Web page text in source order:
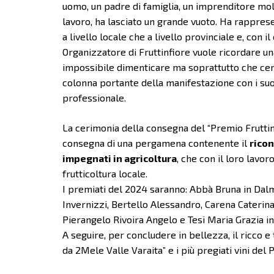
uomo, un padre di famiglia, un imprenditore
lavoro, ha lasciato un grande vuoto. Ha
a livello locale che a livello provinciale e, con
Organizzatore di Fruttinfiore vuole ricordare
impossibile dimenticare ma soprattutto che
colonna portante della manifestazione con i
professionale.
La cerimonia della consegna del “Premio
consegna di una pergamena contenente il
impegnati in agricoltura, che con il loro
frutticoltura locale.
I premiati del 2024 saranno: Abbà Bruna in
Invernizzi, Bertello Alessandro, Carena
Pierangelo Rivoira Angelo e Tesi Maria Grazia
A seguire, per concludere in bellezza, il ricco
da 2Mele Valle Varaita” e i più pregiati vini del